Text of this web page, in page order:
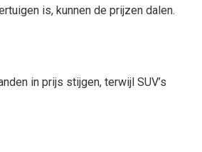
is, kunnen de prijzen dalen.
in prijs stijgen, terwijl SUV’s